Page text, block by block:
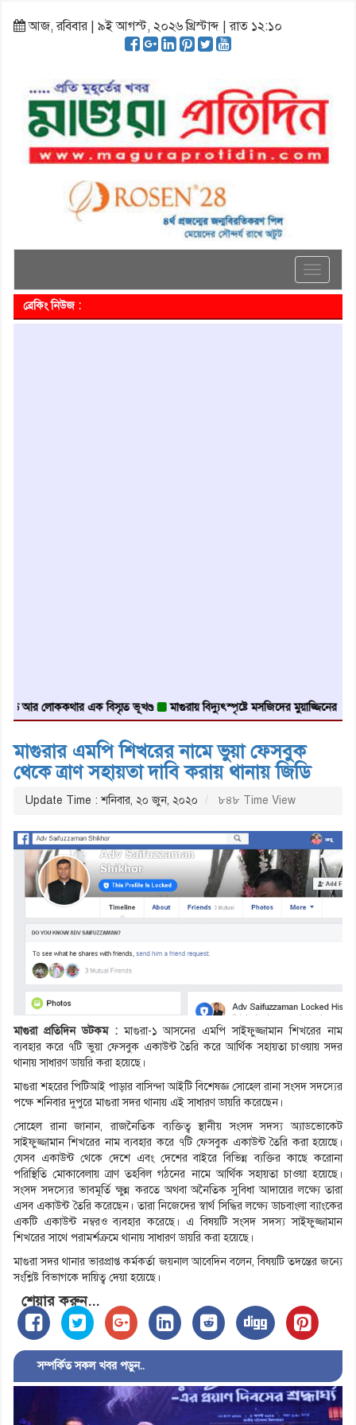
আজ, রবিবার | ৯ই আগস্ট, ২০২৬ খ্রিস্টাব্দ | রাত ১২:১০
Toggle
ব্রেকিং নিউজ :
লোককথার এক বিস্মৃত ভূখণ্ড মাগুরায় বিদ্যুৎস্পৃষ্টে মসজিদের মুয়াজ্জিনের মৃত্যু
মাগুরার এমপি শিখরের নামে ভুয়া ফেসবুক
থেকে ত্রাণ সহায়তা দাবি করায় থানায় জিডি
Update Time : শনিবার, ২০ জুন, ২০২০ ৮৪৮ Time View
মাগুরা প্রতিদিন ডটকম :মাগুরা-১ আসনের এমপি সাইফুজ্জামান শিখরের নাম
ব্যবহার করে ৭টি ভুয়া ফেসবুক একাউন্ট তৈরি করে আর্থিক সহায়তা চাওয়ায় সদর
থানায় সাধারণ ডায়রি করা হয়েছে।
মাগুরা শহরের পিটিআই পাড়ার বাসিন্দা আইটি বিশেষজ্ঞ সোহেল রানা সংসদ সদস্যের
পক্ষে শনিবার দুপুরে মাগুরা সদর থানায় এই সাধারণ ডায়রি করেছেন।
সোহেল রানা জানান, রাজনৈতিক ব্যক্তিত্ব স্থানীয় সংসদ সদস্য অ্যাডভোকেট
সাইফুজ্জামান শিখরের নাম ব্যবহার করে ৭টি ফেসবুক একাউন্ট তৈরি করা হয়েছে।
যেসব একাউন্ট থেকে দেশে এবং দেশের বাইরে বিভিন্ন ব্যক্তির কাছে করোনা
পরিস্থিতি মোকাবেলায় ত্রাণ তহবিল গঠনের নামে আর্থিক সহায়তা চাওয়া হয়েছে।
সংসদ সদস্যের ভাবমূর্তি ক্ষুন্ন করতে অথবা অনৈতিক সুবিধা আদায়ের লক্ষ্যে তারা
এসব একাউন্ট তৈরি করেছেন। তারা নিজেদের স্বার্থ সিদ্ধির লক্ষ্যে ডাচবাংলা ব্যাংকের
একটি একাউন্ট নম্বরও ব্যবহার করেছে। এ বিষয়টি সংসদ সদস্য সাইফুজ্জামান
শিখরের সাথে পরামর্শক্রমে থানায় সাধারণ ডায়রি করা হয়েছে।
মাগুরা সদর থানার ভারপ্রাপ্ত কর্মকর্তা জয়নাল আবেদিন বলেন, বিষয়টি তদন্তের জন্যে
সংশ্লিষ্ট বিভাগকে দায়িত্ব দেয়া হয়েছে।
শেয়ার করুন...
সম্পর্কিত সকল খবর পড়ুন..